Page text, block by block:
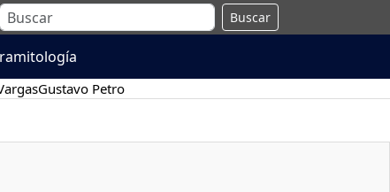
Buscar
Gustavo Petro